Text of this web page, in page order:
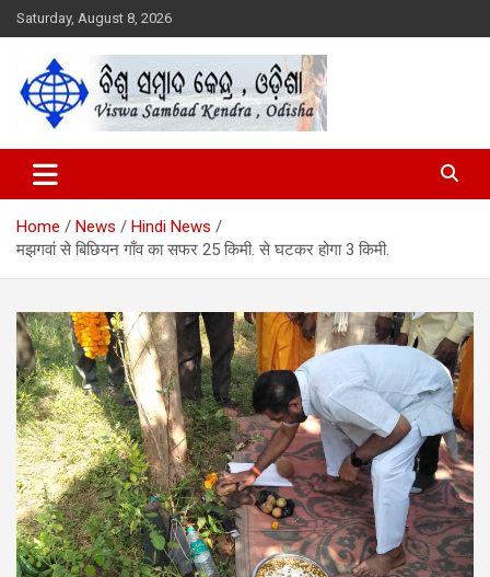
Skip
to
content
Saturday, August 8, 2026
ବିଶ୍ୱ ସମ୍ବାଦ କେନ୍ଦ୍ର ଓଡିଶା
Home News
Hindi News
मझगवां से बिछियन गाँव का सफर 25 किमी. से घटकर होगा 3 किमी.